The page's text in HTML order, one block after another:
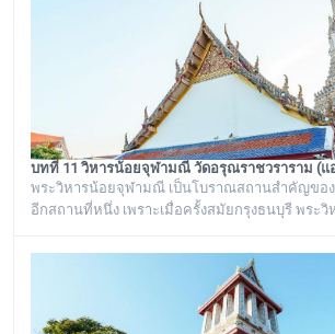
ขึ้นในรัชสมัยพระบาทสมเด็จพระนั่งเกล้าเจ้าอยู่หัว
พระวิหารน้อยจุฬามณี เป็นโบราณสถานสำคัญขอ
อีกสถานที่หนึ่ง เพราะเมื่อครั้งสมัยกรุงธนบุรี พระวิ
ทำพิธีอัญเชิญ ย้ายไปประดิษฐานอยู่ที่ วัดพระศรีรัต